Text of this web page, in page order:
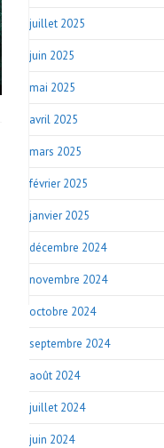
juillet 2025
juin 2025
mai 2025
avril 2025
mars 2025
février 2025
janvier 2025
décembre 2024
novembre 2024
octobre 2024
septembre 2024
août 2024
juillet 2024
juin 2024